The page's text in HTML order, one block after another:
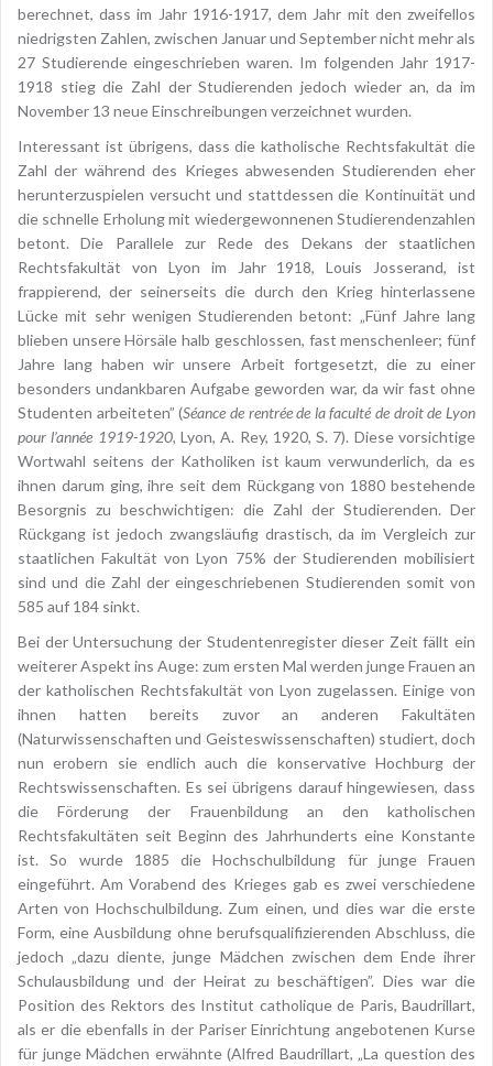
berechnet, dass im Jahr 1916-1917, dem Jahr mit den zweifellos
niedrigsten Zahlen, zwischen Januar und September nicht mehr als
27 Studierende eingeschrieben waren. Im folgenden Jahr 1917-
1918 stieg die Zahl der Studierenden jedoch wieder an, da im
November 13 neue Einschreibungen verzeichnet wurden.
Interessant ist übrigens, dass die katholische Rechtsfakultät die
Zahl der während des Krieges abwesenden Studierenden eher
herunterzuspielen versucht und stattdessen die Kontinuität und
die schnelle Erholung mit wiedergewonnenen Studierendenzahlen
betont. Die Parallele zur Rede des Dekans der staatlichen
Rechtsfakultät von Lyon im Jahr 1918, Louis Josserand, ist
frappierend, der seinerseits die durch den Krieg hinterlassene
Lücke mit sehr wenigen Studierenden betont: „Fünf Jahre lang
blieben unsere Hörsäle halb geschlossen, fast menschenleer; fünf
Jahre lang haben wir unsere Arbeit fortgesetzt, die zu einer
besonders undankbaren Aufgabe geworden war, da wir fast ohne
Studenten arbeiteten” (Séance de rentrée de la faculté de droit de Lyon
pour l’année 1919-1920, Lyon, A. Rey, 1920, S. 7). Diese vorsichtige
Wortwahl seitens der Katholiken ist kaum verwunderlich, da es
ihnen darum ging, ihre seit dem Rückgang von 1880 bestehende
Besorgnis zu beschwichtigen: die Zahl der Studierenden. Der
Rückgang ist jedoch zwangsläufig drastisch, da im Vergleich zur
staatlichen Fakultät von Lyon 75% der Studierenden mobilisiert
sind und die Zahl der eingeschriebenen Studierenden somit von
585 auf 184 sinkt.
Bei der Untersuchung der Studentenregister dieser Zeit fällt ein
weiterer Aspekt ins Auge: zum ersten Mal werden junge Frauen an
der katholischen Rechtsfakultät von Lyon zugelassen. Einige von
ihnen hatten bereits zuvor an anderen Fakultäten
(Naturwissenschaften und Geisteswissenschaften) studiert, doch
nun erobern sie endlich auch die konservative Hochburg der
Rechtswissenschaften. Es sei übrigens darauf hingewiesen, dass
die Förderung der Frauenbildung an den katholischen
Rechtsfakultäten seit Beginn des Jahrhunderts eine Konstante
ist. So wurde 1885 die Hochschulbildung für junge Frauen
eingeführt. Am Vorabend des Krieges gab es zwei verschiedene
Arten von Hochschulbildung. Zum einen, und dies war die erste
Form, eine Ausbildung ohne berufsqualifizierenden Abschluss, die
jedoch „dazu diente, junge Mädchen zwischen dem Ende ihrer
Schulausbildung und der Heirat zu beschäftigen”. Dies war die
Position des Rektors des Institut catholique de Paris, Baudrillart,
als er die ebenfalls in der Pariser Einrichtung angebotenen Kurse
für junge Mädchen erwähnte (Alfred Baudrillart, „La question des